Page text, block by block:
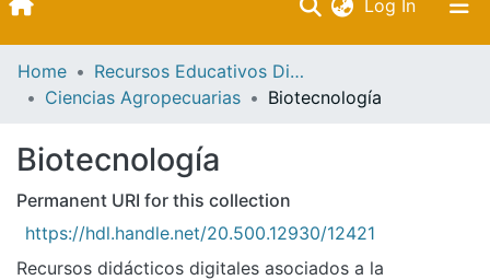
Log In(current)
Inicio
Communities & Collections
All of DSpace
Statistics
Bibliotecas
Home
Recursos Educativos Digitales
Ciencias Agropecuarias
Biotecnología
Biotecnología
Permanent URI for this collection
https://hdl.handle.net/20.500.12930/12421
Recursos didácticos digitales asociados a la